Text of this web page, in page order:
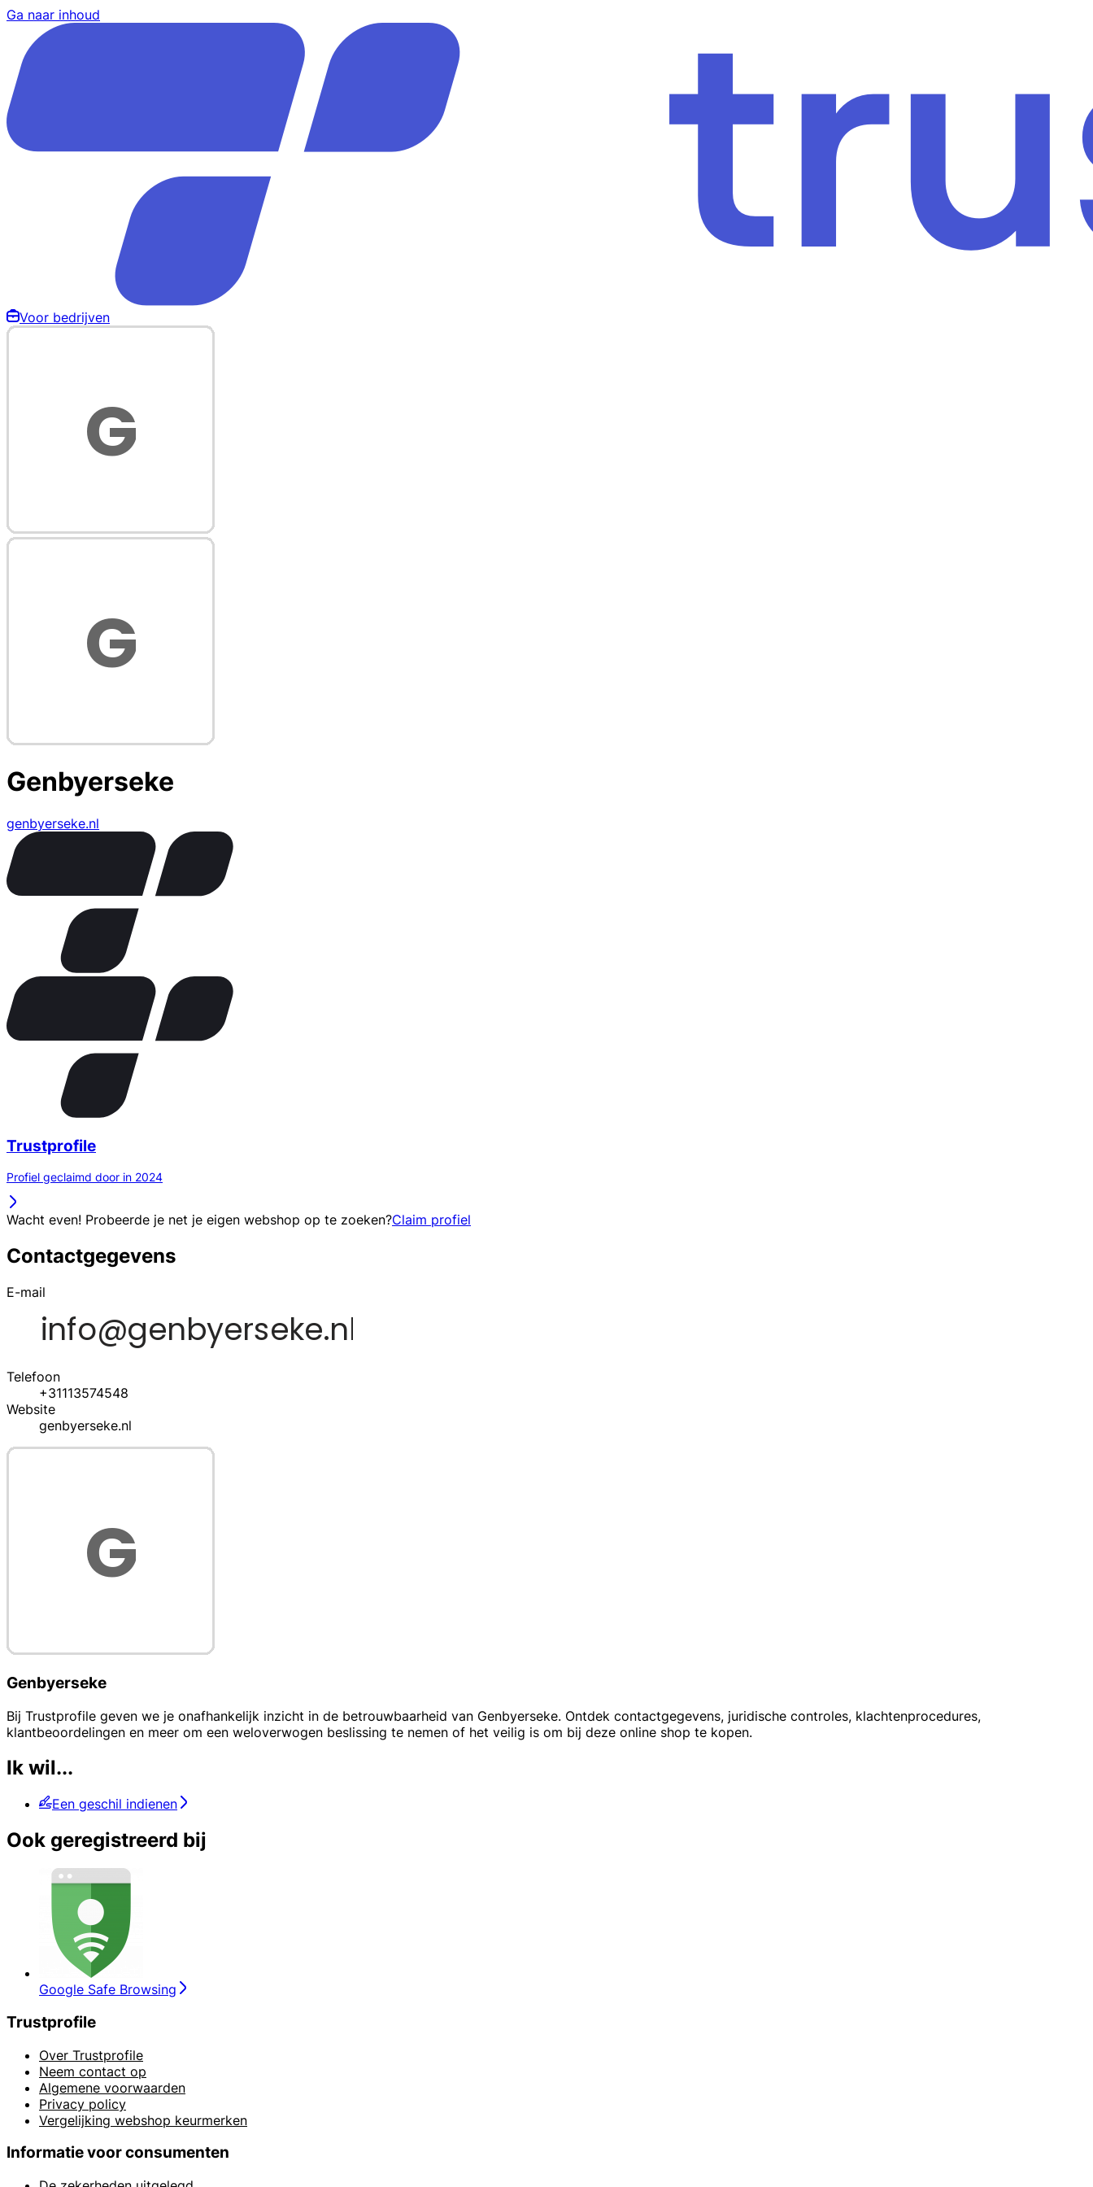
Ga naar inhoud
Voor bedrijven
Genbyerseke
genbyerseke.nl
Trustprofile
Profiel geclaimd door in 2024
Wacht even! Probeerde je net je eigen webshop op te zoeken?Claim profiel
Contactgegevens
E-mail
Telefoon
+31113574548
Website
genbyerseke.nl
Genbyerseke
Bij Trustprofile geven we je onafhankelijk inzicht in de betrouwbaarheid van Genbyerseke. Ontdek contactgegevens, juridische controles, klachtenprocedures,
klantbeoordelingen en meer om een weloverwogen beslissing te nemen of het veilig is om bij deze online shop te kopen.
Ik wil...
Een geschil indienen
Ook geregistreerd bij
Google Safe Browsing
Trustprofile
Over Trustprofile
Neem contact op
Algemene voorwaarden
Privacy policy
Vergelijking webshop keurmerken
Informatie voor consumenten